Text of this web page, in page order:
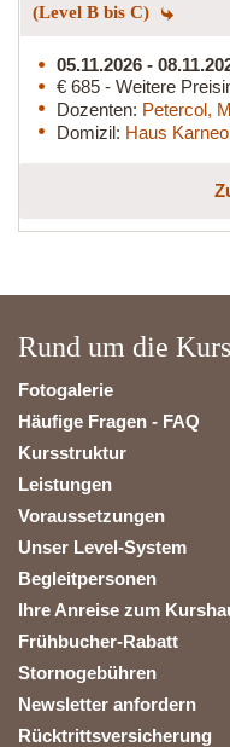
(Level B bis C)
05.11.2026 -
€ 685 - Weitere
Dozenten: Petercol,
Domizil: Haus
Rund um die
Fotogalerie
Häufige Fragen - FAQ
Kursstruktur
Leistungen
Voraussetzungen
Unser Level-System
Begleitpersonen
Ihre Anreise zum
Frühbucher-Rabatt
Stornogebühren
Newsletter anfordern
Rücktrittsversicherung